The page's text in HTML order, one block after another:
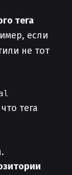
тега
если
не тот
тега